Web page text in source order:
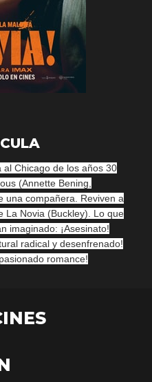
al Chicago de los años 30
(Annette Bening,
una compañera. Reviven a
La Novia (Buckley). Lo que
imaginado: ¡Asesinato!
radical y desenfrenado!
romance!